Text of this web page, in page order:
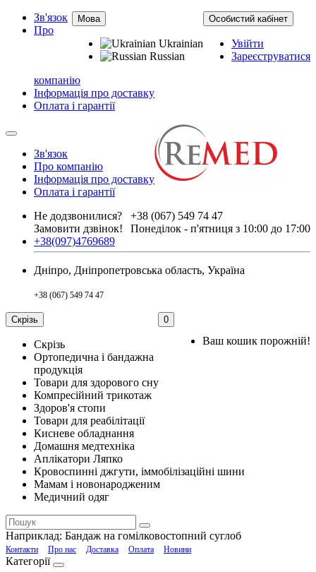
Особистий кабінет
Увійти
Зареєструватися
Мова
Ukrainian
Russian
Зв'язок
Про
компанію
Інформація про доставку
Оплата і гарантії
Зв'язок
Про компанію
Інформація про доставку
Оплата і гарантії
+38 (067) 549 74 47
Понеділок - п'ятниця з 10:00 до 17:00
Не додзвонилися?
Замовити дзвінок!
+38(097)4769689
Дніпро, Дніпропетровська область, Україна
+38 (067) 549 74 47
0
Ваш кошик порожній!
Скрізь
Скрізь
Ортопедична і бандажна
продукція
Товари для здорового сну
Компресійний трикотаж
Здоров'я стопи
Товари для реабілітації
Кисневе обладнання
Домашня медтехніка
Аплікатори Ляпко
Кровоспинні джгути, іммобілізаційні шини
Мамам і новонародженим
Медичний одяг
Наприклад: Бандаж на гомілковостопний суглоб
Контакти Про нас Доставка Оплата Новини
Категорії